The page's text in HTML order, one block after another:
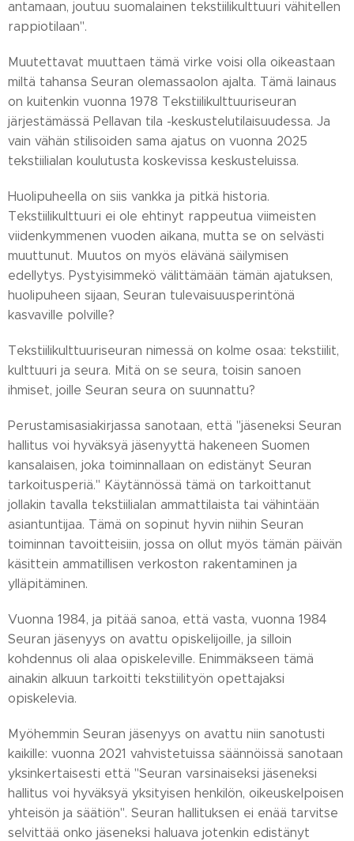
antamaan, joutuu suomalainen tekstiilikulttuuri vähitellen
rappiotilaan".
Muutettavat muuttaen tämä virke voisi olla oikeastaan
miltä tahansa Seuran olemassaolon ajalta. Tämä lainaus
on kuitenkin vuonna 1978 Tekstiilikulttuuriseuran
järjestämässä Pellavan tila -keskustelutilaisuudessa. Ja
vain vähän stilisoiden sama ajatus on vuonna 2025
tekstiilialan koulutusta koskevissa keskusteluissa.
Huolipuheella on siis vankka ja pitkä historia.
Tekstiilikulttuuri ei ole ehtinyt rappeutua viimeisten
viidenkymmenen vuoden aikana, mutta se on selvästi
muuttunut. Muutos on myös elävänä säilymisen
edellytys. Pystyisimmekö välittämään tämän ajatuksen,
huolipuheen sijaan, Seuran tulevaisuusperintönä
kasvaville polville?
Tekstiilikulttuuriseuran nimessä on kolme osaa: tekstiilit,
kulttuuri ja seura. Mitä on se seura, toisin sanoen
ihmiset, joille Seuran seura on suunnattu?
Perustamisasiakirjassa sanotaan, että "jäseneksi Seuran
hallitus voi hyväksyä jäsenyyttä hakeneen Suomen
kansalaisen, joka toiminnallaan on edistänyt Seuran
tarkoitusperiä." Käytännössä tämä on tarkoittanut
jollakin tavalla tekstiilialan ammattilaista tai vähintään
asiantuntijaa. Tämä on sopinut hyvin niihin Seuran
toiminnan tavoitteisiin, jossa on ollut myös tämän päivän
käsittein ammatillisen verkoston rakentaminen ja
ylläpitäminen.
Vuonna 1984, ja pitää sanoa, että vasta, vuonna 1984
Seuran jäsenyys on avattu opiskelijoille, ja silloin
kohdennus oli alaa opiskeleville. Enimmäkseen tämä
ainakin alkuun tarkoitti tekstiilityön opettajaksi
opiskelevia.
Myöhemmin Seuran jäsenyys on avattu niin sanotusti
kaikille: vuonna 2021 vahvistetuissa säännöissä sanotaan
yksinkertaisesti että "Seuran varsinaiseksi jäseneksi
hallitus voi hyväksyä yksityisen henkilön, oikeuskelpoisen
yhteisön ja säätiön". Seuran hallituksen ei enää tarvitse
selvittää onko jäseneksi haluava jotenkin edistänyt